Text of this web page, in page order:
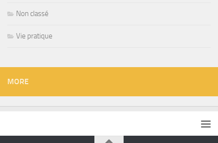
Non classé
Vie pratique
MORE